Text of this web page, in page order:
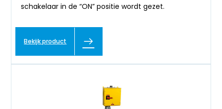
schakelaar in de “ON” positie wordt gezet.
Bekijk product